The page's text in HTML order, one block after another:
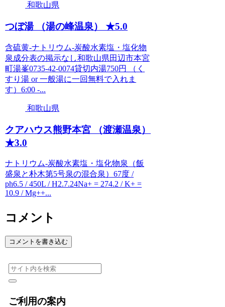
和歌山県
つぼ湯 （湯の峰温泉） ★5.0
含硫黄-ナトリウム-炭酸水素塩・塩化物
泉成分表の掲示なし和歌山県田辺市本宮
町湯峯0735-42-0074貸切内湯750円 （く
すり湯 or 一般湯に一回無料で入れま
す）6:00 -...
和歌山県
クアハウス熊野本宮 （渡瀬温泉）
★3.0
ナトリウム-炭酸水素塩・塩化物泉（飯
盛泉と朴木第5号泉の混合泉）67度 /
ph6.5 / 450L / H2.7.24Na+ = 274.2 / K+ =
10.9 / Mg++...
コメント
コメントを書き込む
ご利用の案内